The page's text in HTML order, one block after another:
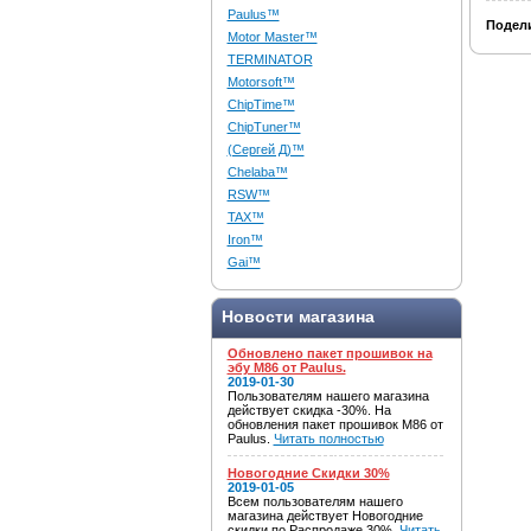
Paulus™
Motor Master™
TERMINATOR
Motorsoft™
ChipTime™
ChipTuner™
(Сергей Д)™
Chelaba™
RSW™
TAX™
Iron™
Gai™
Новости магазина
Обновлено пакет прошивок на
эбу M86 от Paulus.
2019-01-30
Пользователям нашего магазина
действует скидка -30%. На
обновления пакет прошивок M86 от
Paulus. Читать полностью
Новогодние Скидки 30%
2019-01-05
Всем пользователям нашего
магазина действует Новогодние